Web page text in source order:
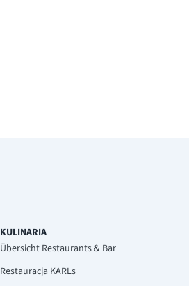
KULINARIA
Übersicht Restaurants & Bar
Restauracja KARLs